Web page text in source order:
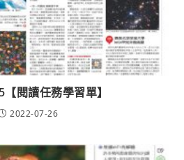
閱讀任務學習單】
2022-07-26